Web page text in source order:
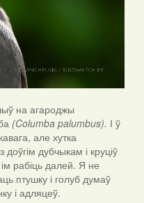
на агароджы
(Columba palumbus). І ў
але хутка
дубчыкам і круціў
рабіць далей. Я не
птушку і голуб думаў
і адляцеў.